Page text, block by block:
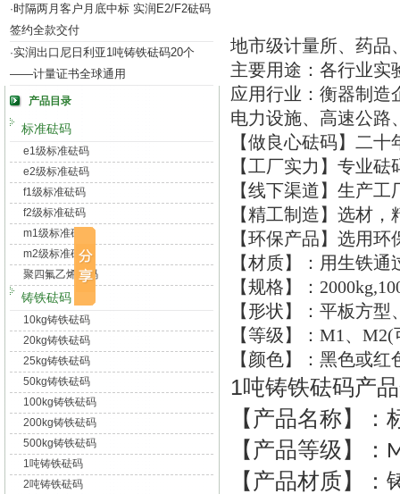
·时隔两月客户月底中标 实润E2/F2砝码
签约全款交付
·实润出口尼日利亚1吨铸铁砝码20个
——计量证书全球通用
产品目录
标准砝码
e1级标准砝码
e2级标准砝码
f1级标准砝码
f2级标准砝码
m1级标准砝码
m2级标准砝码
聚四氟乙烯砝码
铸铁砝码
10kg铸铁砝码
20kg铸铁砝码
25kg铸铁砝码
50kg铸铁砝码
100kg铸铁砝码
200kg铸铁砝码
500kg铸铁砝码
1吨铸铁砝码
2吨铸铁砝码
地市级计量所、药品
主要用途：各行业实
应用行业：衡器制造
电力设施、高速公路
【做良心砝码】二
【工厂实力】专业
【线下渠道】生产
【精工制造】选材，
【环保产品】选用
【材质】：用生铁
【规格】：
【形状】：平板方
【等级】：M1、M2(
【颜色】：黑色或
1吨铸铁砝码产
【产品名称】：
【产品等级】：
【产品材质】：